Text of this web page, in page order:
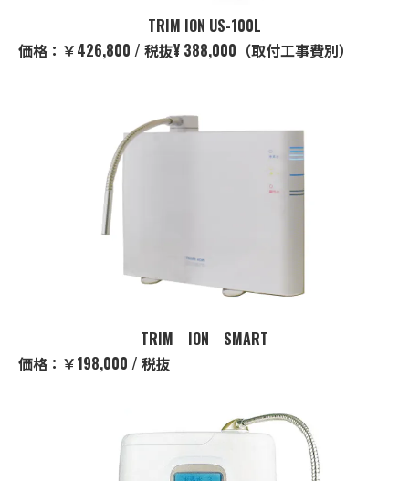
TRIM ION US-100L
価格：￥426,800 / 税抜¥ 388,000（取付工事費別）
TRIM ION SMART
価格：￥198,000 / 税抜